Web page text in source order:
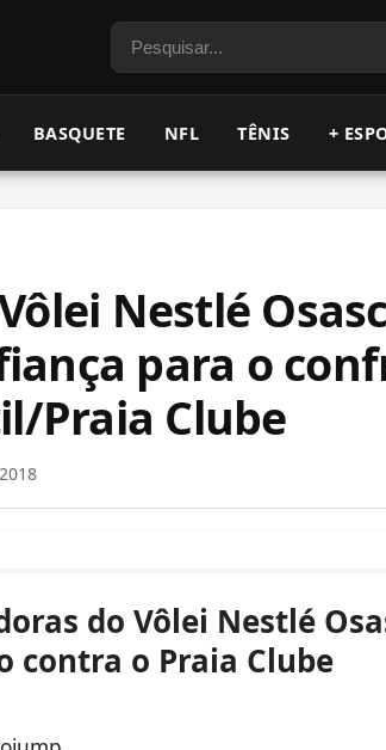
Pesquisar
BASQUETE NFL TÊNIS +
Nestlé
para o
Praia Clube
do Vôlei Nestlé
contra o Praia Clube